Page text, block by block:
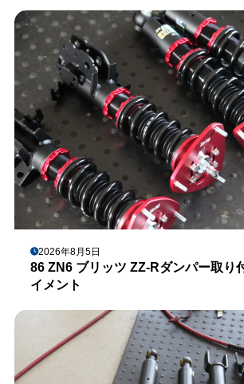
2026年8月5日
86 ZN6 ブリッツ ZZ-Rダンパー取り
イメント